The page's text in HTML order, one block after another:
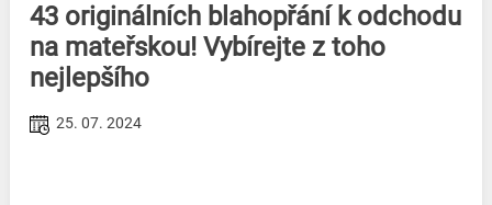
43 originálních blahopřání k odchodu
na mateřskou! Vybírejte z toho
nejlepšího
25. 07. 2024